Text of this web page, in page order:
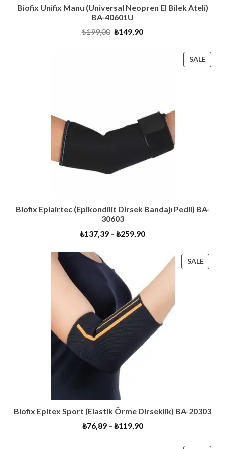
Biofix Unifix Manu (Universal Neopren El Bilek Ateli)
BA-40601U
₺199,00 Original
₺149,90Current
SALE
ON
Biofix Epiairtec (Epikondilit Dirsek Bandajı Pedli) BA-
30603
₺137,39 – ₺259,90
SALE
ON
Biofix Epitex Sport (Elastik Örme Dirseklik) BA-20303
₺76,89– ₺119,90